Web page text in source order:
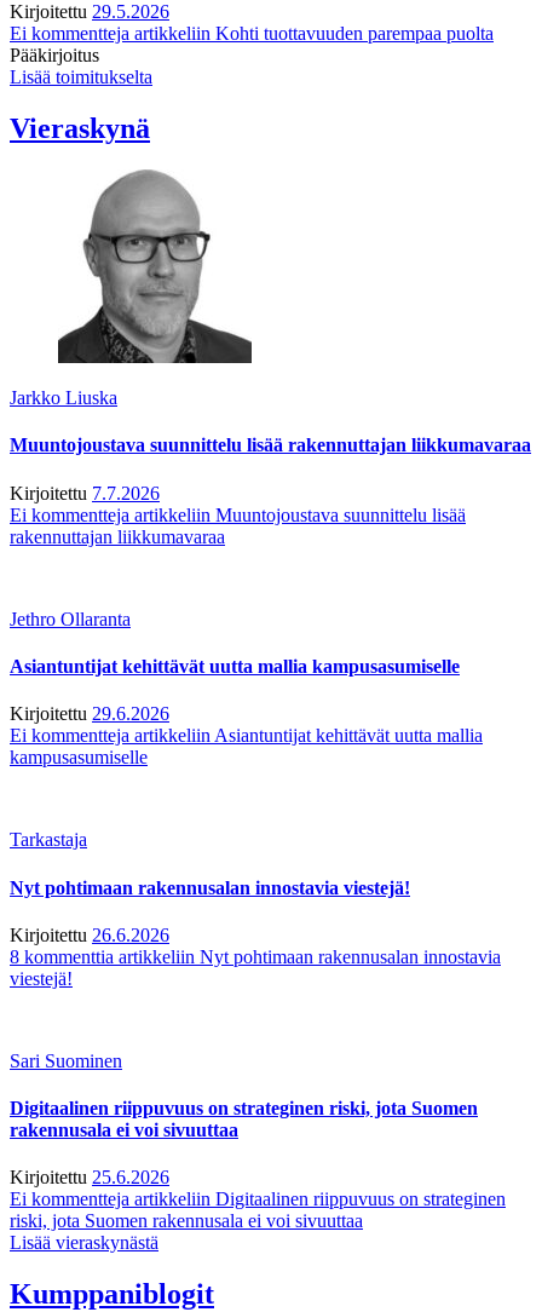
Kirjoitettu 29.5.2026
Ei kommentteja artikkeliin Kohti tuottavuuden parempaa puolta
Pääkirjoitus
Lisää toimitukselta
Vieraskynä
Jarkko Liuska
Muuntojoustava suunnittelu lisää rakennuttajan liikkumavaraa
Kirjoitettu 7.7.2026
Ei kommentteja artikkeliin Muuntojoustava suunnittelu lisää
rakennuttajan liikkumavaraa
Jethro Ollaranta
Asiantuntijat kehittävät uutta mallia kampusasumiselle
Kirjoitettu 29.6.2026
Ei kommentteja artikkeliin Asiantuntijat kehittävät uutta mallia
kampusasumiselle
Tarkastaja
Nyt pohtimaan rakennusalan innostavia viestejä!
Kirjoitettu 26.6.2026
8 kommenttia artikkeliin Nyt pohtimaan rakennusalan innostavia
viestejä!
Sari Suominen
Digitaalinen riippuvuus on strateginen riski, jota Suomen
rakennusala ei voi sivuuttaa
Kirjoitettu 25.6.2026
Ei kommentteja artikkeliin Digitaalinen riippuvuus on strateginen
riski, jota Suomen rakennusala ei voi sivuuttaa
Lisää vieraskynästä
Kumppaniblogit